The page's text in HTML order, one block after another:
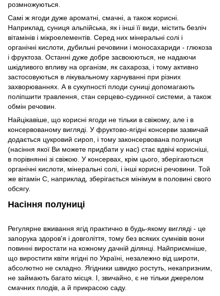
розмножуються.
Самі ж ягоди дуже ароматні, смачні, а також корисні.
Наприклад, суниця альпійська, як і інші її види, містить безліч
вітамінів і мікроелементів. Серед них мінеральні солі і
органічні кислоти, дубильні речовини і моносахариди - глюкоза
і фруктоза. Останні дуже добре засвоюються, не надаючи
шкідливого впливу на організм, як сахароза, і тому активно
застосовуються в лікувальному харчуванні при різних
захворюваннях. А в сукупності плоди суниці допомагають
поліпшити травлення, стан серцево-судинної системи, а також
обмін речовин.
Найцікавіше, що корисні ягоди не тільки в свіжому, але і в
консервованому вигляді. У фруктово-ягідні консерви зазвичай
додається цукровий сироп, і тому законсервована полуниця
(насіння якої Ви можете придбати у нас) стає вдвічі корисніші,
в порівнянні зі свіжою. У консервах, крім цього, зберігаються
органічні кислоти, мінеральні солі, і інші корисні речовини. Той
же вітамін С, наприклад, зберігається мінімум в половині свого
обсягу.
Насіння полуниці
Регулярне вживання ягід практично в будь-якому вигляді - це
запорука здоров'я і довголіття, тому без всяких сумнівів вони
повинні виростати на кожному дачній ділянці. Найприємніше,
що виростити квіти ягідні по Україні, незалежно від широти,
абсолютно не складно. Ягідники швидко ростуть, некапризним,
не займають багато місця. І, звичайно, є не тільки джерелом
смачних плодів, а й прикрасою саду.